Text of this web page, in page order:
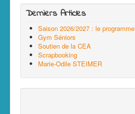
Derniers Articles
Saison 2026/2027 : le
Gym Séniors
Soutien de la CEA
Scrapbooking
Marie-Odile STEIMER